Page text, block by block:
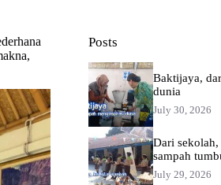
Posts
Baktijaya,
dunia
July 30, 2026
Dari
sampah
July 29, 2026